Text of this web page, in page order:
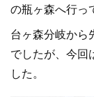
の瓶ヶ森へ行っ
台ヶ森分岐から
でしたが、今回
した。